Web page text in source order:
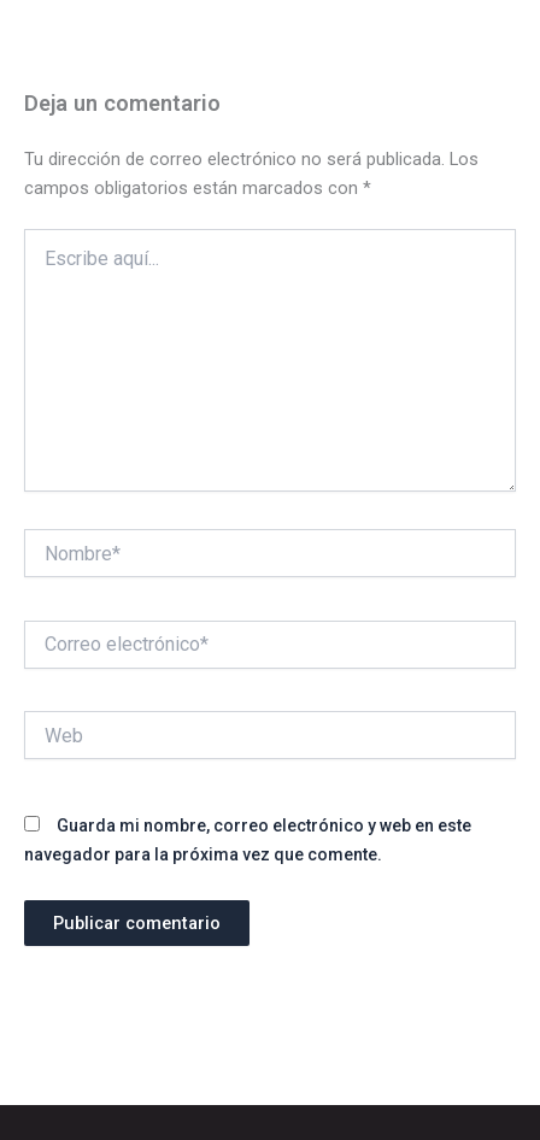
Deja un comentario
Tu dirección de correo electrónico no será publicada. Los
campos obligatorios están marcados con *
aquí...
electrónico*
Guarda mi nombre, correo electrónico y web en este
navegador para la próxima vez que comente.